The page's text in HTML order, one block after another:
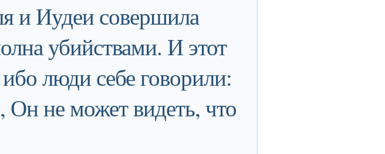
и Иудеи совершила
убийствами. И этот
люди себе говорили:
Он не может видеть, что